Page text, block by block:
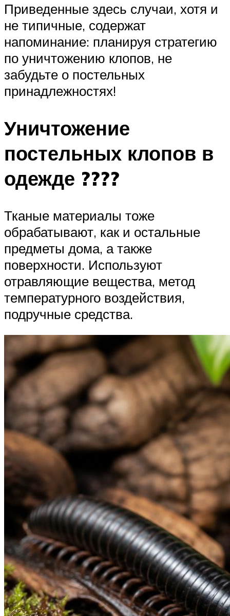
Приведенные здесь случаи, хотя и
не типичные, содержат
напоминание: планируя стратегию
по уничтожению клопов, не
забудьте о постельных
принадлежностях!
Уничтожение
постельных клопов в
одежде ????
Тканые материалы тоже
обрабатывают, как и остальные
предметы дома, а также
поверхности. Используют
отравляющие вещества, метод
температурного воздействия,
подручные средства.